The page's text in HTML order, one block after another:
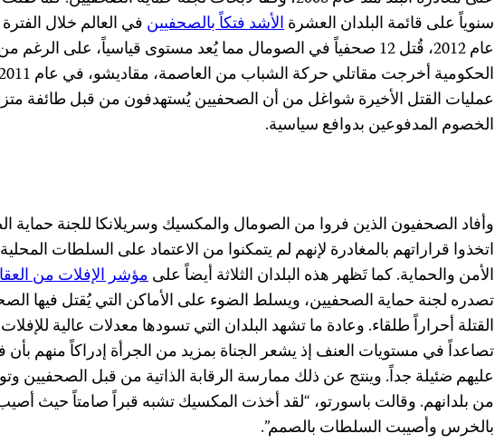
سنوياً على قائمة البلدان العشرةالأشد فتكاً بالصحفيين في العالم خلال
عام 2012، قُتل 12 صحفياً في الصومال مما يُعد مستوى قياسياً، على
عمليات القتل الأخيرة شواغل من أن الصحفيين يُستهدفون من قبل طائفة
الخصوم المدفوعين بدوافع سياسية.
وأفاد الصحفيون الذين فروا من الصومال والمكسيك وسريلانكا للجنة حماية
اتخذوا قراراتهم بالمغادرة لإنهم لم يتمكنوا من الاعتماد على السلطات
الأمن والحماية. كما تَظهر هذه البلدان الثلاثة أيضاً علىمؤشر الإفلات من
تصدره لجنة حماية الصحفيين، ويسلط الضوء على الأماكن التي يُقتل فيها
القتلة أحراراً طلقاء. وعادة ما تشهد البلدان التي تسودها معدلات عالية
تصاعداً في مستويات العنف إذ يشعر الجناة بمزيد من الجرأة إدراكاً منهم
عليهم ضئيلة جداً. وينتج عن ذلك ممارسة الرقابة الذاتية من قبل الصحفيين
من بلدانهم. وقالت باسورتو، “لقد أخذت المكسيك تشبه قبراً صامتاً حيث
بالخرس وأصيبت السلطات بالصمم”.